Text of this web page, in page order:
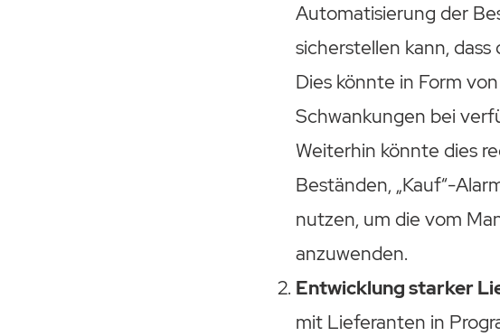
Automatisierung der
sicherstellen kann,
Dies könnte in Form
Schwankungen bei
Weiterhin könnte dies
Beständen, „Kauf“-
nutzen, um die vom
anzuwenden.
Entwicklung starker
mit Lieferanten in